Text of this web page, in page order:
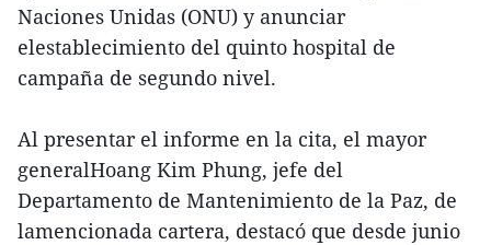
Naciones Unidas (ONU) y anunciar
elestablecimiento del quinto hospital de
campaña de segundo nivel.
Al presentar el informe en la cita, el mayor
generalHoang Kim Phung, jefe del
Departamento de Mantenimiento de la Paz, de
lamencionada cartera, destacó que desde junio